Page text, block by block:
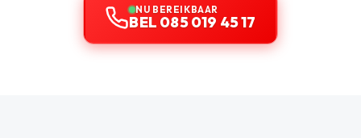
NU BEREIKBAAR
BEL 085 019 45 17